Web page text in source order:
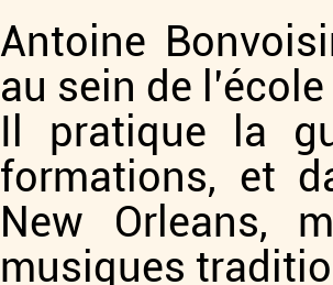
Antoine
au sein de
Il pratique la
formations, et
New Orleans,
musiques